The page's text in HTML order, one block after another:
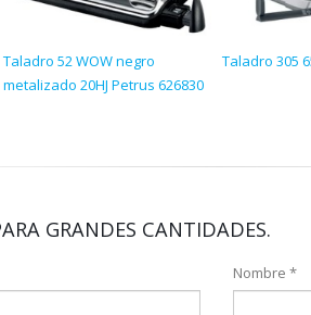
Taladro 52 WOW negro
metalizado 20HJ Petrus 626830
Taladro 305
GRANDES CANTIDADES.
Nombre *